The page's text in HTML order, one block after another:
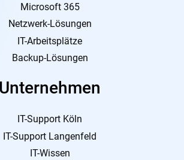
Microsoft 365
Netzwerk-Lösungen
IT-Arbeitsplätze
Backup-Lösungen
Unternehmen
IT-Support Köln
IT-Support Langenfeld
IT-Wissen